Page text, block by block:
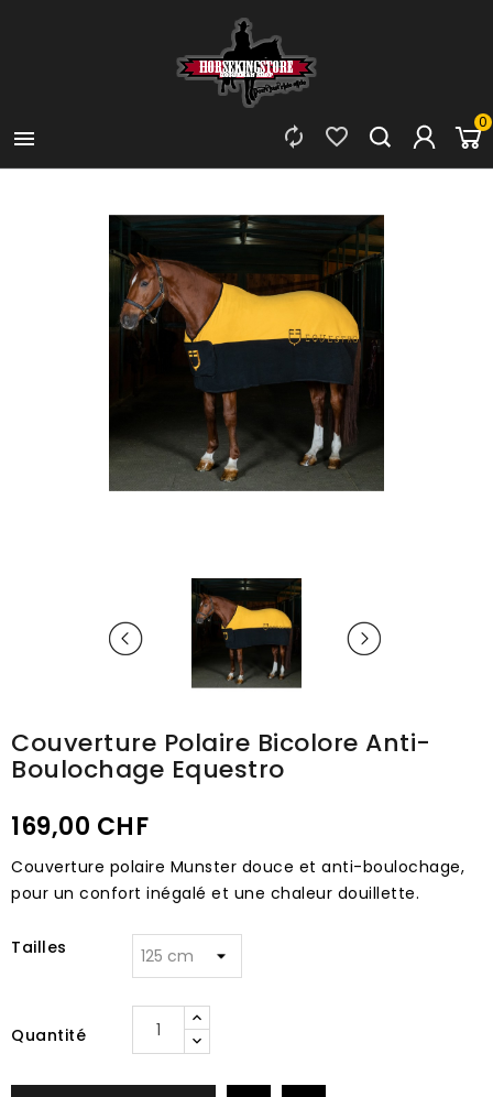

0


Couverture Polaire Bicolore Anti-
Boulochage Equestro
169,00 CHF
Couverture polaire Munster douce et anti-boulochage,
pour un confort inégalé et une chaleur douillette.
Tailles
Quantité